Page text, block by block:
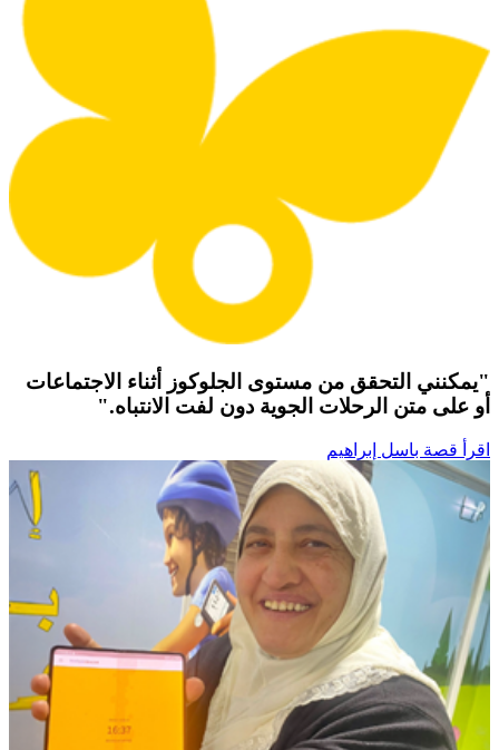
"يمكنني التحقق من مستوى الجلوكوز أثناء الاجتماعات
أو على متن الرحلات الجوية دون لفت الانتباه."
اقرأ قصة باسل إبراهيم